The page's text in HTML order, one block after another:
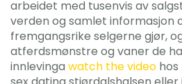
arbeidet med tusenvis av
verden og samlet informasjon
fremgangsrike selgerne gjør,
atferdsmønstre og vaner de
innlevinga watch the video